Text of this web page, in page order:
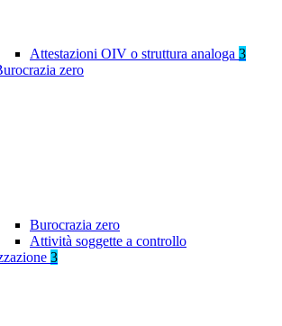
Attestazioni OIV o struttura analoga 3
zero
Burocrazia zero
Attività soggette a controllo
3